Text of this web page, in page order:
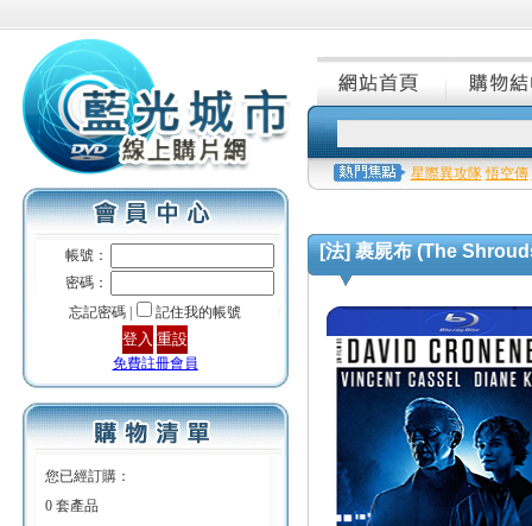
帳號：
密碼：
忘記密碼 |
記住我的帳號
免費註冊會員
您已經訂購：
0 套產品
星際異攻隊 悟空傳
[法] 裹屍布 (The